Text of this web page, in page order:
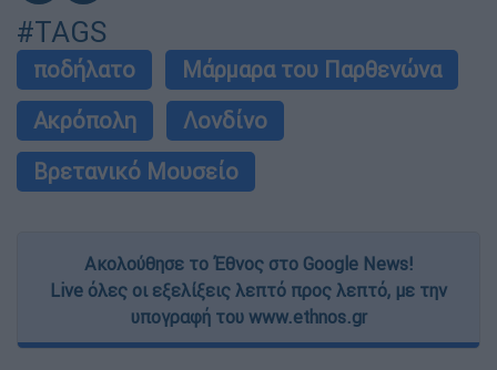
#TAGS
ποδήλατο
Μάρμαρα του Παρθενώνα
Ακρόπολη
Λονδίνο
Βρετανικό Μουσείο
Ακολούθησε το Έθνος στο Google News!
Live όλες οι εξελίξεις λεπτό προς λεπτό, με την
υπογραφή του www.ethnos.gr